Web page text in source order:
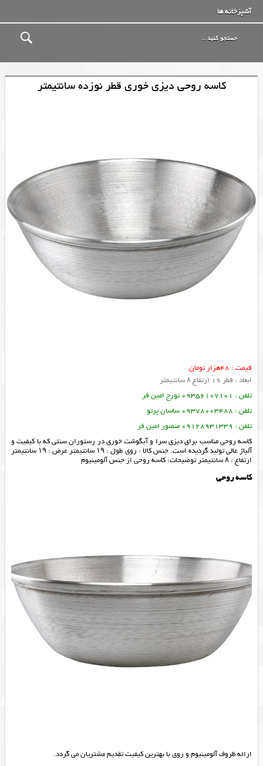
آشپزخانه ها
کاسه روحی دیزی خوری قطر نوزده سانتیمتر
قیمت : 48هزار تومان
ابعاد : قطر 19 ارتفاع ۸ سانتیمتر
تلفن : 09356107101 تورج امین فر
تلفن : 09378003488 ساسان پرتو
تلفن : 09128931339 منصور امین فر
کاسه روحی مناسب برای دیزی سرا و آبگوشت خوری در رستوران سنتی که با کیفیت و
آلیاژ عالی تولید گردیده است. جنس کالا : روی طول : ۱۹ سانتیمتر عرض : ۱۹ سانتیمتر
ارتفاع : ۸ سانتیمتر توضیحات: کاسه روحی از جنس آلومینیوم
کاسه روحی
ارائه ظروف آلومینیوم و روی با بهترین کیفیت تقدیم مشتریان می گردد.